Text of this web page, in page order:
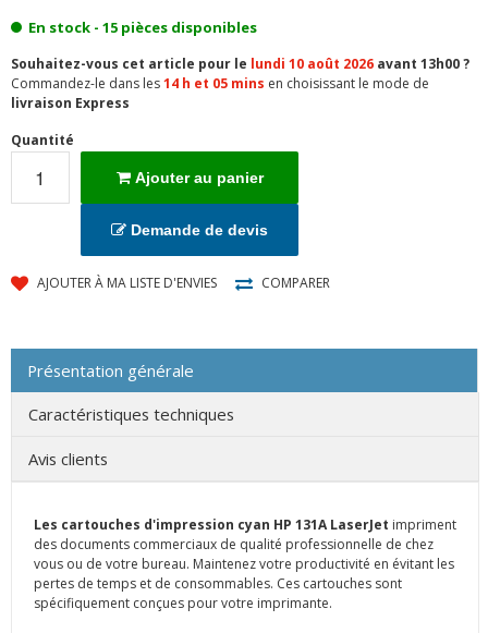
En stock - 15 pièces disponibles
Souhaitez-vous cet article pour le lundi 10 août 2026 avant 13h00 ?
Commandez-le dans les14 h et 05 mins en choisissant le mode de
livraison Express
Quantité
Ajouter au panier
Demande de devis
AJOUTER À MA LISTE D'ENVIES COMPARER
Présentation générale
Caractéristiques techniques
Avis clients
Les cartouches d'impression cyan HP 131A LaserJet impriment
des documents commerciaux de qualité professionnelle de chez
vous ou de votre bureau. Maintenez votre productivité en évitant les
pertes de temps et de consommables. Ces cartouches sont
spécifiquement conçues pour votre imprimante.